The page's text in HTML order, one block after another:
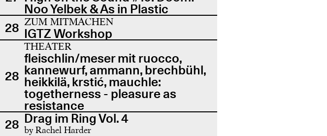
Noo Yelbek & As in Plastic
28 ZUM MITMACHEN
IGTZ Workshop
28
THEATER
fleischlin/meser mit ruocco,
kannewurf, ammann, brechbühl,
heikkilä, krstić, mauchle:
togetherness - pleasure as
resistance
28 Drag im Ring Vol. 4
by Rachel Harder